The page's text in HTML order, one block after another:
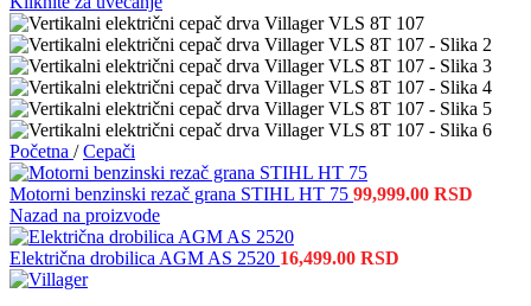
Početna / Cepači
Motorni benzinski rezač grana STIHL HT 75 99,999.00 RSD
Nazad na proizvode
Električna drobilica AGM AS 2520 16,499.00 RSD